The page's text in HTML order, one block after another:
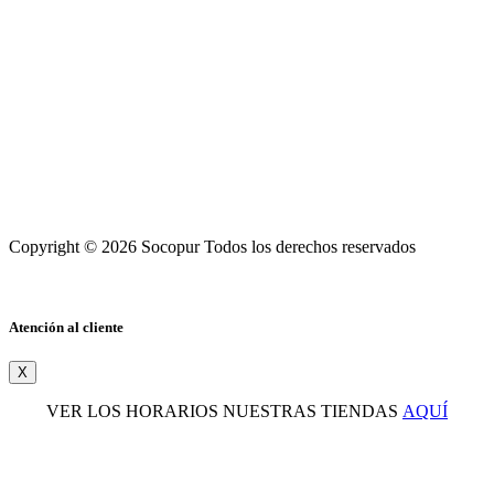
Copyright © 2026 Socopur Todos los derechos reservados
Atención al cliente
X
VER LOS HORARIOS NUESTRAS TIENDAS AQUÍ